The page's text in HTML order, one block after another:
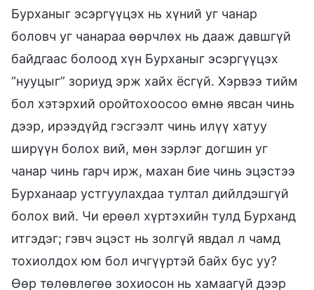
Бурханыг эсэргүүцэх нь хүний уг чанар
боловч уг чанараа өөрчлөх нь дааж давшгүй
байдгаас болоод хүн Бурханыг эсэргүүцэх
“нууцыг” зориуд эрж хайх ёсгүй. Хэрвээ тийм
бол хэтэрхий оройтохоосоо өмнө явсан чинь
дээр, ирээдүйд гэсгээлт чинь илүү хатуу
ширүүн болох вий, мөн зэрлэг догшин уг
чанар чинь гарч ирж, махан бие чинь эцэстээ
Бурханаар устгуулахдаа тултал дийлдэшгүй
болох вий. Чи ерөөл хүртэхийн тулд Бурханд
итгэдэг; гэвч эцэст нь золгүй явдал л чамд
тохиолдох юм бол ичгүүртэй байх бус уу?
Өөр төлөвлөгөө зохиосон нь хамаагүй дээр